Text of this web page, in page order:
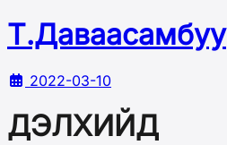
Т.Даваасамбуу
2022-03-10
ДЭЛХИЙД